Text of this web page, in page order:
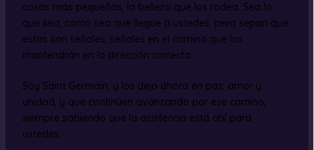
cosas más pequeñas, la belleza que los rodea. Sea lo
que sea, como sea que llegue a ustedes, pero sepan que
estas son señales, señales en el camino que los
mantendrán en la dirección correcta.
Soy Saint Germain, y los dejo ahora en paz, amor y
unidad, y que continúen avanzando por ese camino,
siempre sabiendo que la asistencia está ahí para
ustedes.